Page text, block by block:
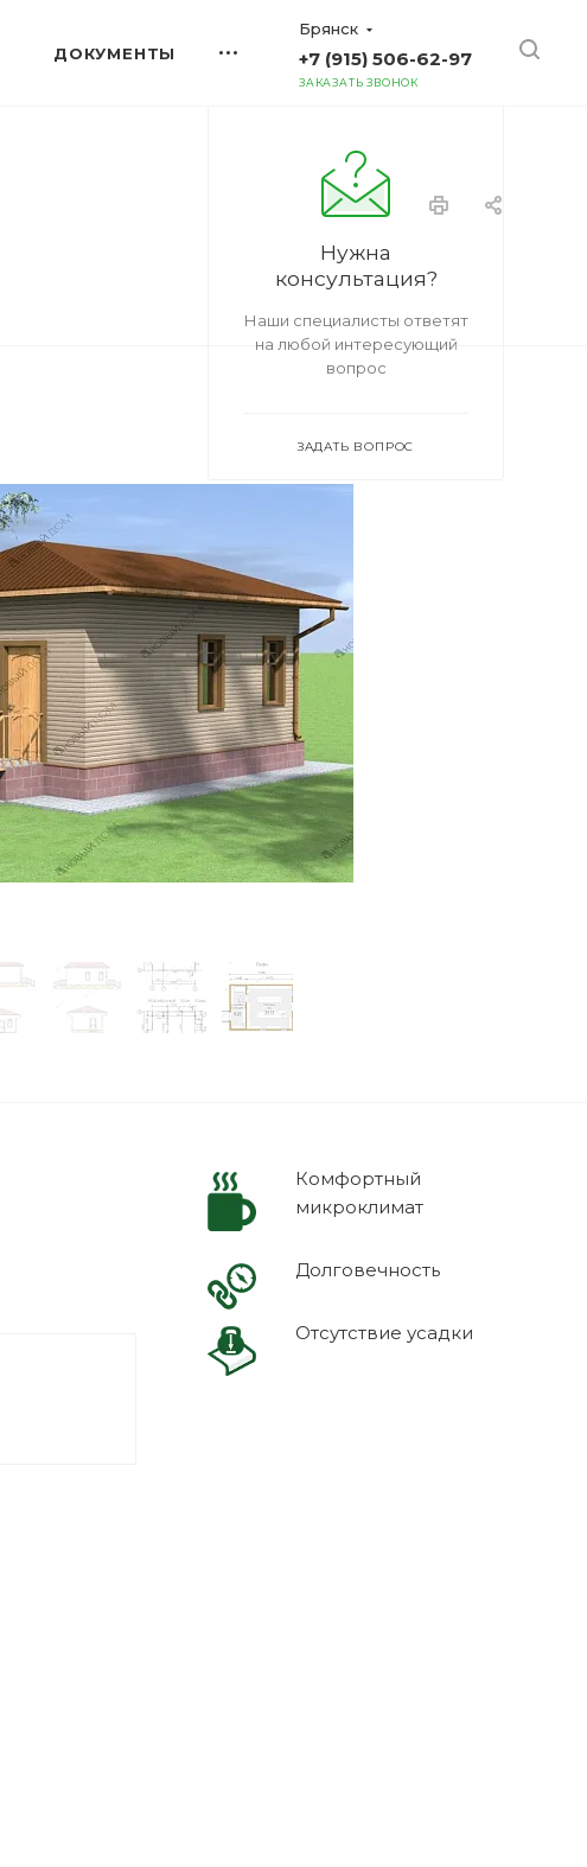
Брянск
+7 (915) 506-62-97
ЗАКАЗАТЬ ЗВОНОК
ДОКУМЕНТЫ
Комфортный
микроклимат
Долговечность
Отсутствие усадки
Нужна
консультация?
Наши специалисты ответят
на любой интересующий
вопрос
ЗАДАТЬ ВОПРОС